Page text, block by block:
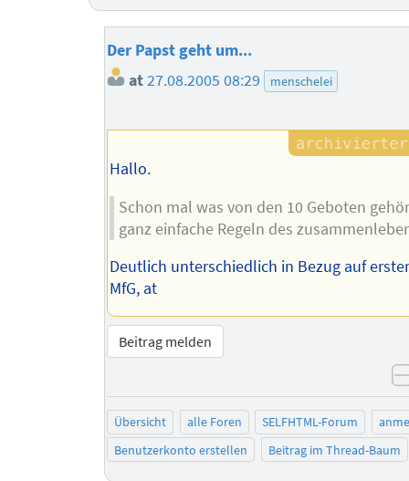
Der Papst geht um...
at27.08.2005 08:29 menschelei
Hallo.
Schon mal was von den 10 Geboten
ganz einfache Regeln des
Deutlich unterschiedlich in Bezug auf
MfG, at
Beitrag melden
Übersicht alle Foren SELFHTML-Forum
Benutzerkonto erstellen
Beitrag im Thread-Baum